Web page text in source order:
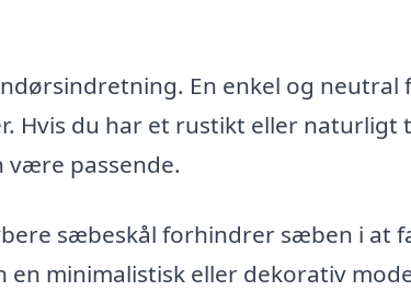
En enkel og neutral
Hvis du har et rustikt eller naturligt
være passende.
sæbeskål forhindrer sæben i at
minimalistisk eller dekorativ